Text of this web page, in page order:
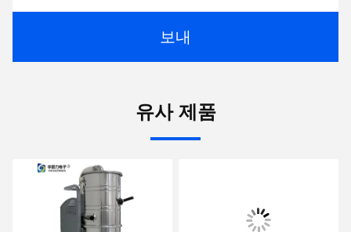
보내
유사 제품